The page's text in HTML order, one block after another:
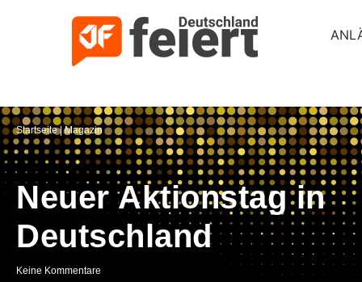
Startseite|Magazin
Neuer Aktionstag in
Deutschland
Keine Kommentare